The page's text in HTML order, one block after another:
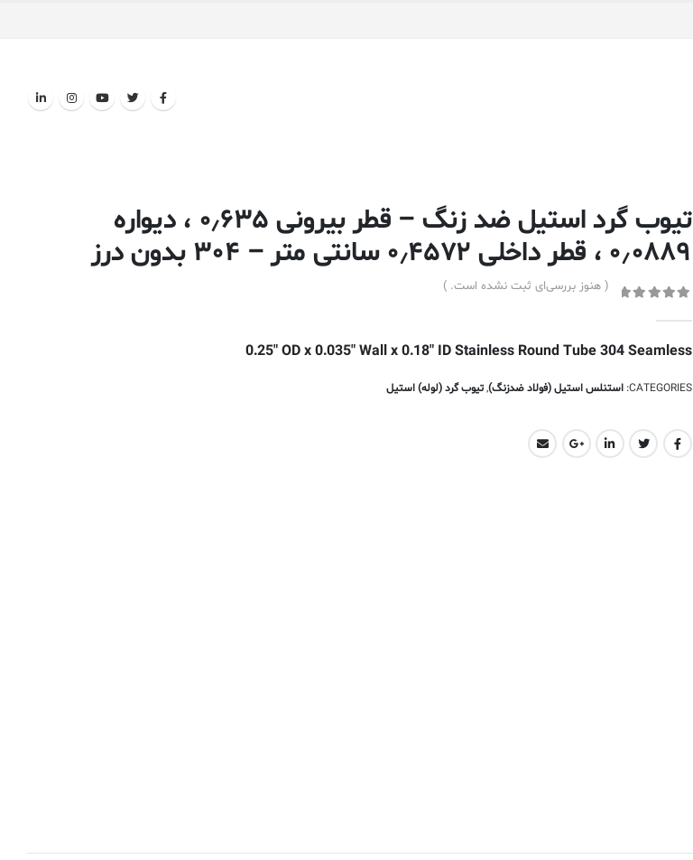
تیوب گرد استیل ضد زنگ – قطر بیرونی ۰٫۶۳۵ ، دیواره
۰٫۰۸۸۹ ، قطر داخلی ۰٫۴۵۷۲ سانتی متر – ۳۰۴ بدون درز
( هنوز بررسی‌ای ثبت نشده است. )
0.25″ OD x 0.035″ Wall x 0.18″ ID Stainless Round Tube 304 Seamless
CATEGORIES: استنلس استیل (فولاد ضدزنگ),تیوب گرد (لوله) استیل